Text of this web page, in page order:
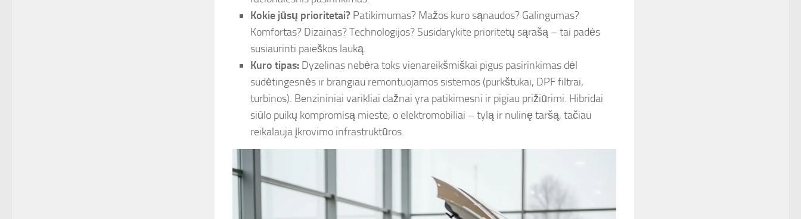
Kokie jūsų prioritetai? Patikimumas? Mažos kuro sąnaudos? Galingumas?
Komfortas? Dizainas? Technologijos? Susidarykite prioritetų sąrašą – tai padės
susiaurinti paieškos lauką.
Kuro tipas: Dyzelinas nebėra toks vienareikšmiškai pigus pasirinkimas dėl
sudėtingesnės ir brangiau remontuojamos sistemos (purkštukai, DPF filtrai,
turbinos). Benzininiai varikliai dažnai yra patikimesni ir pigiau prižiūrimi. Hibridai
siūlo puikų kompromisą mieste, o elektromobiliai – tylą ir nulinę taršą, tačiau
reikalauja įkrovimo infrastruktūros.